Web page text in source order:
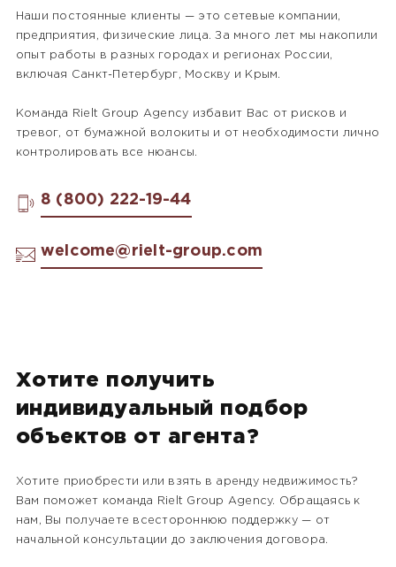
Наши постоянные клиенты — это сетевые компании,
предприятия, физические лица. За много лет мы накопили
опыт работы в разных городах и регионах России,
включая Санкт-Петербург, Москву и Крым.
Команда Rielt Group Agency избавит Вас от рисков и
тревог, от бумажной волокиты и от необходимости лично
контролировать все нюансы.
8 (800) 222-19-44
welcome@rielt-group.com
Хотите получить
индивидуальный подбор
объектов от агента?
Хотите приобрести или взять в аренду недвижимость?
Вам поможет команда Rielt Group Agency. Обращаясь к
нам, Вы получаете всестороннюю поддержку — от
начальной консультации до заключения договора.